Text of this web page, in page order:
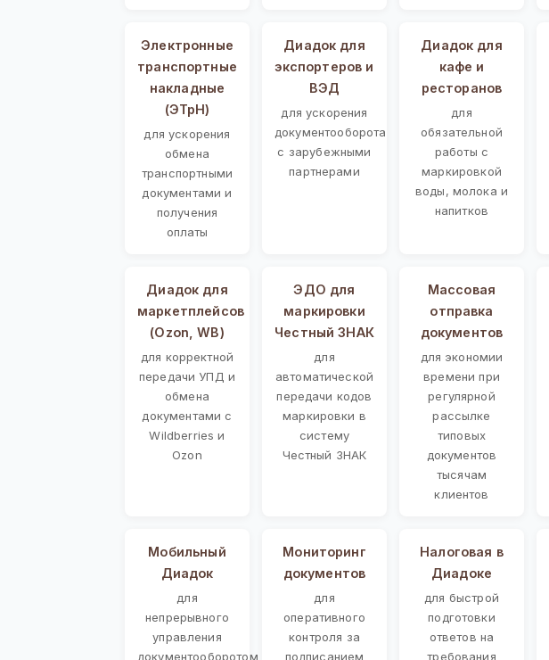
Электронные
транспортные
накладные
(ЭТрН)
для ускорения
обмена
транспортными
документами и
получения
оплаты
Диадок для
экспортеров и
ВЭД
для ускорения
документооборота
с зарубежными
партнерами
Диадок для
кафе и
ресторанов
для
обязательной
работы с
маркировкой
воды, молока и
напитков
Диадок для
маркетплейсов
(Ozon, WB)
для корректной
передачи УПД и
обмена
документами с
Wildberries и
Ozon
ЭДО для
маркировки
Честный ЗНАК
для
автоматической
передачи кодов
маркировки в
систему
Честный ЗНАК
Массовая
отправка
документов
для экономии
времени при
регулярной
рассылке
типовых
документов
тысячам
клиентов
Мобильный
Диадок
для
непрерывного
управления
документооборотом
Мониторинг
документов
для
оперативного
контроля за
подписанием
Налоговая в
Диадоке
для быстрой
подготовки
ответов на
требования